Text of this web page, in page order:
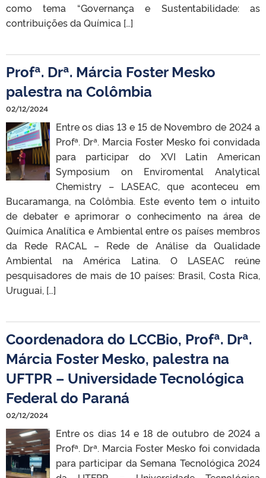
como tema “Governança e Sustentabilidade: as
contribuições da Química […]
Profª. Drª. Márcia Foster Mesko
palestra na Colômbia
02/12/2024
Entre os dias 13 e 15 de Novembro de 2024 a
Profª. Drª. Marcia Foster Mesko foi convidada
para participar do XVI Latin American
Symposium on Enviromental Analytical
Chemistry – LASEAC, que aconteceu em
Bucaramanga, na Colômbia. Este evento tem o intuito
de debater e aprimorar o conhecimento na área de
Química Analítica e Ambiental entre os países membros
da Rede RACAL – Rede de Análise da Qualidade
Ambiental na América Latina. O LASEAC reúne
pesquisadores de mais de 10 países: Brasil, Costa Rica,
Uruguai, […]
Coordenadora do LCCBio, Profª. Drª.
Márcia Foster Mesko, palestra na
UFTPR – Universidade Tecnológica
Federal do Paraná
02/12/2024
Entre os dias 14 e 18 de outubro de 2024 a
Profª. Drª. Marcia Foster Mesko foi convidada
para participar da Semana Tecnológica 2024